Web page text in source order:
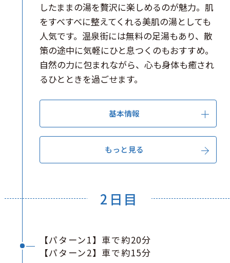
したままの湯を贅沢に楽しめるのが魅力。肌
をすべすべに整えてくれる美肌の湯としても
人気です。温泉街には無料の足湯もあり、散
策の途中に気軽にひと息つくのもおすすめ。
自然の力に包まれながら、心も身体も癒され
るひとときを過ごせます。
基本情報
もっと見る
2日目
【パターン1】車で約20分
【パターン2】車で約15分